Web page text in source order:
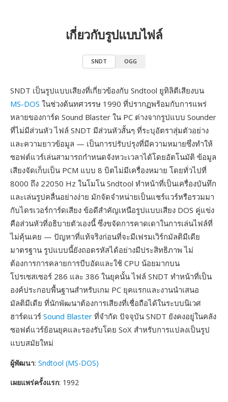
เกี่ยวกับรูปแบบไฟล์
SNDT OGG
SNDT เป็นรูปแบบเสียงที่เกี่ยวข้องกับ Sndtool ยูทิลิตีเสียงบน
MS-DOS ในช่วงต้นทศวรรษ 1990 ที่ปรากฏพร้อมกับการแพร่
หลายของการ์ด Sound Blaster ใน PC ต่างจากรูปแบบ Sounder
ที่ไม่มีส่วนหัว ไฟล์ SNDT มีส่วนหัวสั้นๆ ที่ระบุอัตราสุ่มตัวอย่าง
และความยาวข้อมูล — เป็นการปรับปรุงที่มีความหมายซึ่งทำให้
ซอฟต์แวร์เล่นสามารถกำหนดจังหวะเวลาได้โดยอัตโนมัติ ข้อมูล
เสียงจัดเก็บเป็น PCM แบบ 8 บิตไม่มีเครื่องหมาย โดยทั่วไปที่
8000 ถึง 22050 Hz ในโมโน Sndtool ทำหน้าที่เป็นเครื่องบันทึก
และเล่นรูปคลื่นอย่างง่าย มักจัดจำหน่ายเป็นแชร์แวร์หรือรวมมา
กับไดรเวอร์การ์ดเสียง ข้อดีสำคัญเหนือรูปแบบเสียง DOS คู่แข่ง
คือส่วนหัวที่อธิบายตัวเองนี้ ซึ่งขจัดการคาดเดาในการเล่นไฟล์ที่
ไม่คุ้นเคย — ปัญหาที่แท้จริงก่อนที่จะมีเฟรมเวิร์กมัลติมีเดีย
มาตรฐาน รูปแบบนี้ยังถอดรหัสได้อย่างมีประสิทธิภาพ ไม่
ต้องการการคลายการบีบอัดและใช้ CPU น้อยมากบน
โปรเซสเซอร์ 286 และ 386 ในยุคนั้น ไฟล์ SNDT ทำหน้าที่เป็น
องค์ประกอบพื้นฐานสำหรับเกม PC ยุคแรกและงานนำเสนอ
มัลติมีเดีย ที่นักพัฒนาต้องการเสียงที่เชื่อถือได้ในระบบนิเวศ
ฮาร์ดแวร์ Sound Blaster ที่จำกัด ปัจจุบัน SNDT ยังคงอยู่ในคลัง
ซอฟต์แวร์ย้อนยุคและรองรับโดย SoX สำหรับการแปลงเป็นรูป
แบบสมัยใหม่
ผู้พัฒนา: Sndtool (MS-DOS)
เผยแพร่ครั้งแรก: 1992